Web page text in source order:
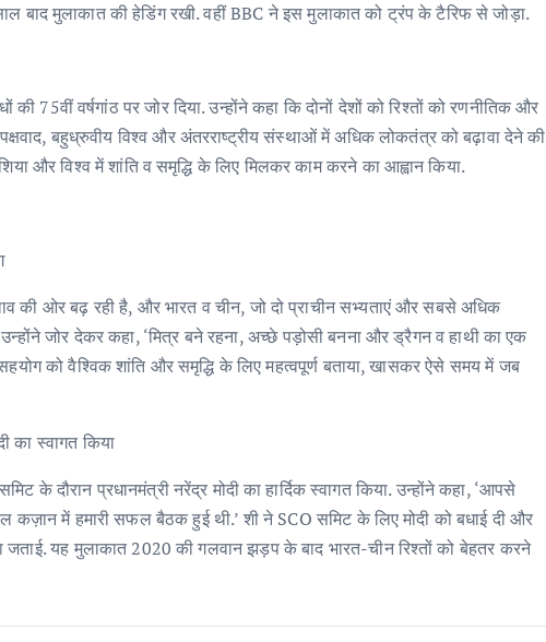
बाद मुलाकात की हेडिंग रखी. वहीं BBC ने इस मुलाकात को ट्रंप के टैरिफ से जोड़ा.
75वीं वर्षगांठ पर जोर दिया. उन्होंने कहा कि दोनों देशों को रिश्तों को रणनीतिक और
बहुध्रुवीय विश्व और अंतरराष्ट्रीय संस्थाओं में अधिक लोकतंत्र को बढ़ावा देने की
और विश्व में शांति व समृद्धि के लिए मिलकर काम करने का आह्वान किया.
की ओर बढ़ रही है, और भारत व चीन, जो दो प्राचीन सभ्यताएं और सबसे अधिक
जोर देकर कहा, ‘मित्र बने रहना, अच्छे पड़ोसी बनना और ड्रैगन व हाथी का एक
को वैश्विक शांति और समृद्धि के लिए महत्वपूर्ण बताया, खासकर ऐसे समय में जब
का स्वागत किया
के दौरान प्रधानमंत्री नरेंद्र मोदी का हार्दिक स्वागत किया. उन्होंने कहा, ‘आपसे
कज़ान में हमारी सफल बैठक हुई थी.’ शी ने SCO समिट के लिए मोदी को बधाई दी और
यह मुलाकात 2020 की गलवान झड़प के बाद भारत-चीन रिश्तों को बेहतर करने